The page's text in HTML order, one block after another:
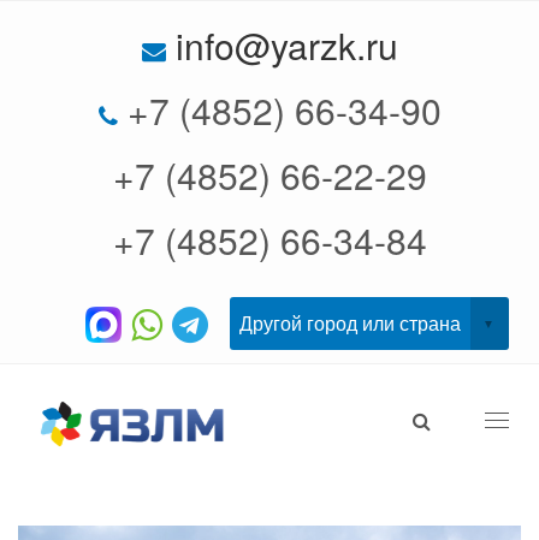
info@yarzk.ru
+7 (4852) 66-34-90
+7 (4852) 66-22-29
+7 (4852) 66-34-84